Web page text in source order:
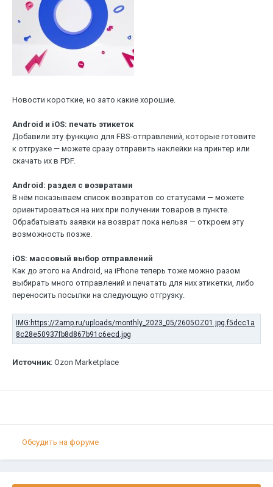
Новости короткие, но зато какие хорошие.
Android и iOS: печать этикеток
Добавили эту функцию для FBS-отправлений, которые готовите
к отгрузке — можете сразу отправить наклейки на принтер или
скачать их в PDF.
Android: раздел с возвратами
В нём показываем список возвратов со статусами — можете
ориентироваться на них при получении товаров в пункте.
Обрабатывать заявки на возврат пока нельзя — откроем эту
возможность позже.
iOS: массовый выбор отправлений
Как до этого на Android, на iPhone теперь тоже можно разом
выбирать много отправлений и печатать для них этикетки, либо
переносить посылки на следующую отгрузку.
Источник: Ozon Marketplace
Обсудить на форуме